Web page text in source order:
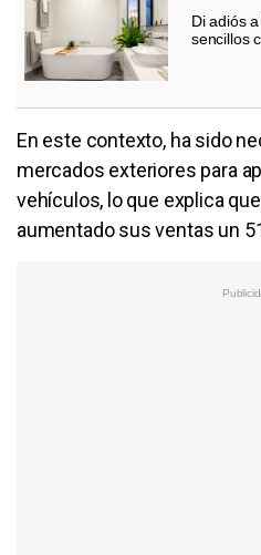
Di adiós
sencillos
En este contexto, ha sido
mercados exteriores para
vehículos, lo que explica
aumentado sus ventas un